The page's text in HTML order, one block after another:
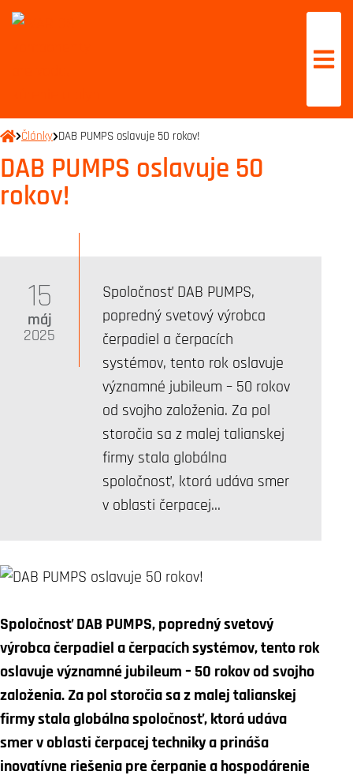
Články DAB PUMPS oslavuje 50 rokov!
DAB PUMPS oslavuje 50
rokov!
15
máj
2025
Spoločnosť DAB PUMPS,
popredný svetový výrobca
čerpadiel a čerpacích
systémov, tento rok oslavuje
významné jubileum – 50 rokov
od svojho založenia. Za pol
storočia sa z malej talianskej
firmy stala globálna
spoločnosť, ktorá udáva smer
v oblasti čerpacej…
Spoločnosť DAB PUMPS, popredný svetový
výrobca čerpadiel a čerpacích systémov, tento rok
oslavuje významné jubileum – 50 rokov od svojho
založenia. Za pol storočia sa z malej talianskej
firmy stala globálna spoločnosť, ktorá udáva
smer v oblasti čerpacej techniky a prináša
inovatívne riešenia pre čerpanie a hospodárenie